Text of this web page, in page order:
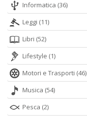
Informatica (36)
Leggi (11)
Libri (52)
Lifestyle (1)
Motori e Trasporti (46)
Musica (54)
Pesca (2)